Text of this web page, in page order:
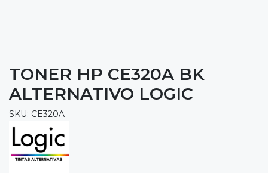
TONER HP CE320A BK
ALTERNATIVO LOGIC
SKU: CE320A